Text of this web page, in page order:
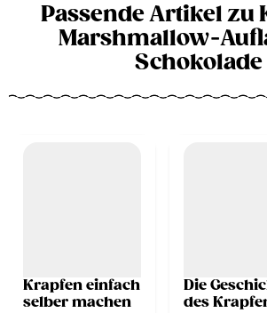
Passende Artikel zu
Marshmallow-
Schokolade
Krapfen einfach
selber machen
Die
des